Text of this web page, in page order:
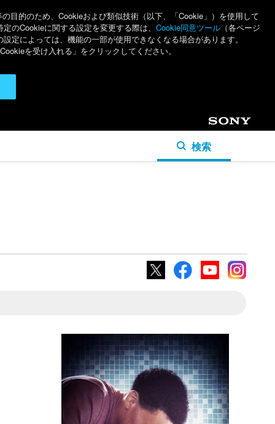
目的のため、Cookieおよび類似技術（以下、「Cookie」）を使用して
のCookieに関する設定を変更する際は、 Cookie同意ツール （各ページ
定によっては、機能の一部が使用できなくなる場合があります。
を受け入れる」をクリックしてください。
Sony
検索
X FacebookYouTubeInstagram